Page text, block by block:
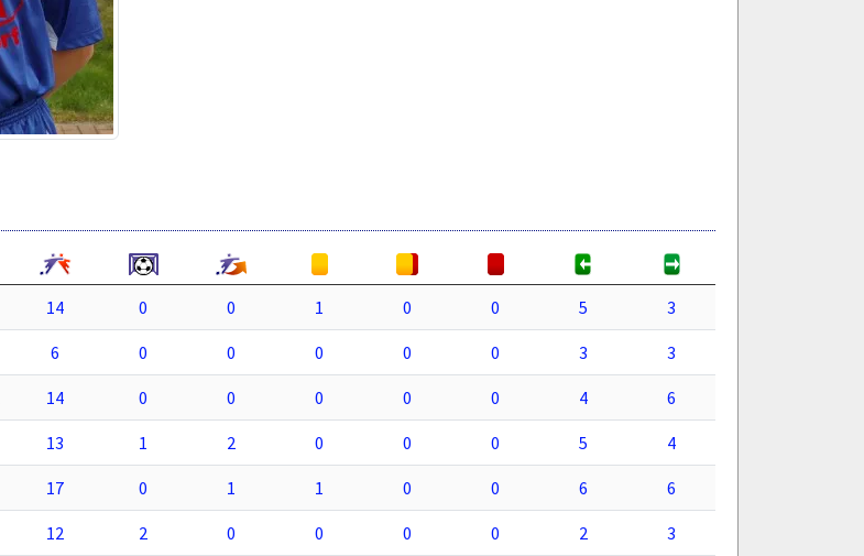
14 0 0 1 0 0 5 3
6 0 0 0 0 0 3 3
14 0 0 0 0 0 4 6
13 1 2 0 0 0 5 4
17 0 1 1 0 0 6 6
12 2 0 0 0 0 2 3